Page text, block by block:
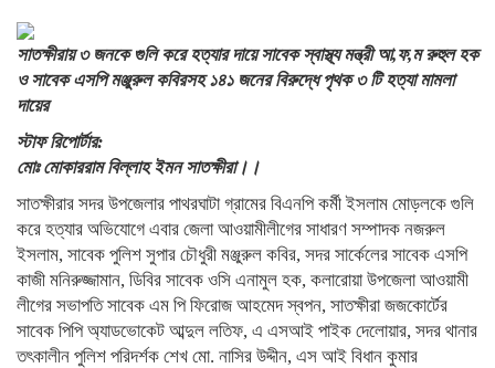
সাতক্ষীরায় ৩ জনকে গুলি করে হত্যার দায়ে সাবেক স্বাস্থ্য মন্ত্রী আ,ফ,ম রুহুল হক
ও সাবেক এসপি মঞ্জুরুল কবিরসহ ১৪১ জনের বিরুদ্ধে পৃথক ৩ টি হত্যা মামলা
দায়ের
স্টাফ রিপোর্টার:
মোঃ মোকাররাম বিল্লাহ ইমন সাতক্ষীরা।।
সাতক্ষীরার সদর উপজেলার পাথরঘাটা গ্রামের বিএনপি কর্মী ইসলাম মোড়লকে গুলি
করে হত্যার অভিযোগে এবার জেলা আওয়ামীলীগের সাধারণ সম্পাদক নজরুল
ইসলাম, সাবেক পুলিশ সুপার চৌধুরী মঞ্জুরুল কবির, সদর সার্কেলের সাবেক এসপি
কাজী মনিরুজ্জামান, ডিবির সাবেক ওসি এনামুল হক, কলারোয়া উপজেলা আওয়ামী
লীগের সভাপতি সাবেক এম পি ফিরোজ আহমেদ স্বপন, সাতক্ষীরা জজকোর্টের
সাবেক পিপি অ্যাডভোকেট আব্দুল লতিফ, এ এসআই পাইক দেলোয়ার, সদর থানার
তৎকালীন পুলিশ পরিদর্শক শেখ মো. নাসির উদ্দীন, এস আই বিধান কুমার